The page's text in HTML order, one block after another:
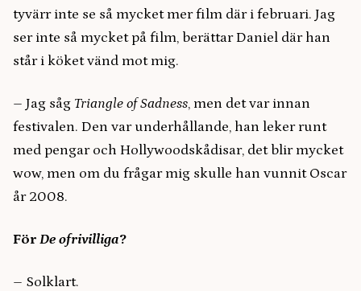
tyvärr inte se så mycket mer film där i februari. Jag
ser inte så mycket på film, berättar Daniel där han
står i köket vänd mot mig.
– Jag såg Triangle of Sadness, men det var innan
festivalen. Den var underhållande, han leker runt
med pengar och Hollywoodskådisar, det blir mycket
wow, men om du frågar mig skulle han vunnit Oscar
år 2008.
För De ofrivilliga?
– Solklart.